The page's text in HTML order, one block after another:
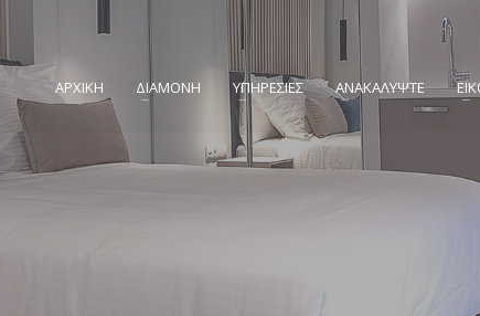
ΑΡΧΙΚΗ ΔΙΑΜΟΝΗ ΥΠΗΡΕΣΙΕΣ ΑΝΑΚΑΛΥΨΤΕ